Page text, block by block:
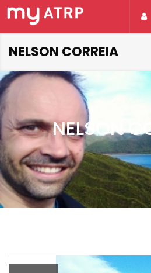
NELSON CORREIA
NELSON